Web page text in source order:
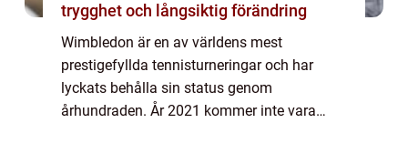
trygghet och långsiktig förändring
Wimbledon är en av världens mest
prestigefyllda tennisturneringar och har
lyckats behålla sin status genom
århundraden. År 2021 kommer inte vara